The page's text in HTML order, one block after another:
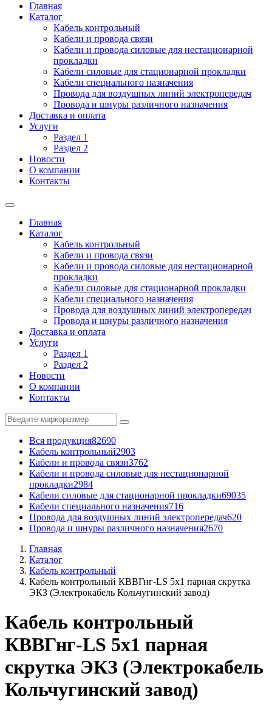
Главная
Каталог
Кабель контрольный
Кабели и провода связи
Кабели и провода силовые для нестационарной
прокладки
Кабели силовые для стационарной прокладки
Кабели специального назначения
Провода для воздушных линий электропередач
Провода и шнуры различного назначения
Доставка и оплата
Услуги
Раздел 1
Раздел 2
Новости
О компании
Контакты
Главная
Каталог
Кабель контрольный
Кабели и провода связи
Кабели и провода силовые для нестационарной
прокладки
Кабели силовые для стационарной прокладки
Кабели специального назначения
Провода для воздушных линий электропередач
Провода и шнуры различного назначения
Доставка и оплата
Услуги
Раздел 1
Раздел 2
Новости
О компании
Контакты
Вся продукция82690
Кабель контрольный2903
Кабели и провода связи3762
Кабели и провода силовые для нестационарной
прокладки2984
Кабели силовые для стационарной прокладки69035
Кабели специального назначения716
Провода для воздушных линий электропередач620
Провода и шнуры различного назначения2670
Главная
Каталог
Кабель контрольный
Кабель контрольный КВВГнг-LS 5x1 парная скрутка
ЭКЗ (Электрокабель Кольчугинский завод)
Кабель контрольный
КВВГнг-LS 5x1 парная
скрутка ЭКЗ (Электрокабель
Кольчугинский завод)